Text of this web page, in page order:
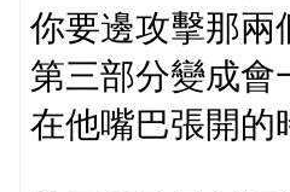
你要邊攻擊那兩
第三部分變成會
在他嘴巴張開的